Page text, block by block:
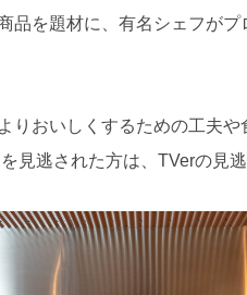
品を題材に、有名シェフが
りおいしくするための工夫
見逃された方は、TVerの見